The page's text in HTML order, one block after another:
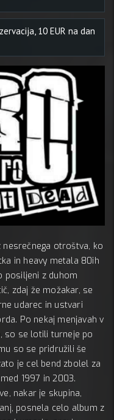
10 EUR na dan
nesrečnega otroštva, ko
in heavy metala 80ih
posiljeni z duhom
zdaj že možakar, se
udarec in ustvari
Po nekaj menjavah v
so se lotili turneje po
so se pridružili še
je cel bend zbolel za
1997 in 2003.
nakar je skupina,
posnela celo album z